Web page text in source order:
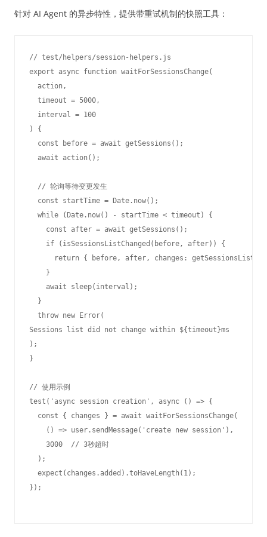
针对 AI Agent 的异步特性，提供带重试机制的快照工具：
// test/helpers/session-helpers.js
export async function waitForSessionsChange(
  action,
  timeout = 5000,
  interval = 100
) {
  const before = await getSessions();
  await action();
  // 轮询等待变更发生
  const startTime = Date.now();
  while (Date.now() - startTime < timeout) {
    const after = await getSessions();
    if (isSessionsListChanged(before, after)) {
return { before, after, changes:
    }
    await sleep(interval);
  }
  throw new Error(
Sessions list did not change within ${timeout}ms
);
}
// 使用示例
test('async session creation', async () => {
  const { changes } = await waitForSessionsChange(
    () => user.sendMessage('create new session'),
    3000  // 3秒超时
  );
  expect(changes.added).toHaveLength(1);